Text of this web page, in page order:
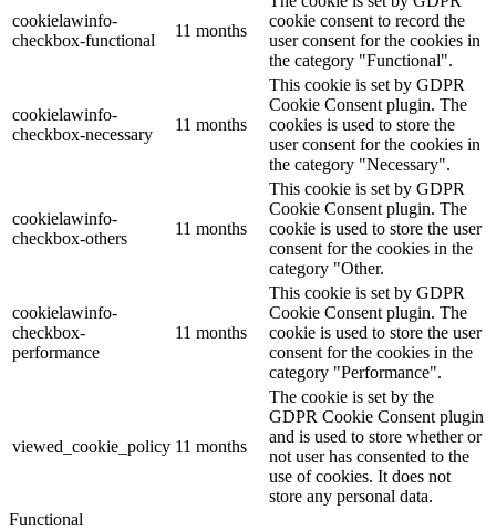
cookielawinfo-
checkbox-functional
11 months
cookie consent to record the
user consent for the cookies in
the category "Functional".
cookielawinfo-
checkbox-necessary
11 months
This cookie is set by GDPR
Cookie Consent plugin. The
cookies is used to store the
user consent for the cookies in
the category "Necessary".
cookielawinfo-
checkbox-others
11 months
This cookie is set by GDPR
Cookie Consent plugin. The
cookie is used to store the user
consent for the cookies in the
category "Other.
cookielawinfo-
checkbox-
performance
11 months
This cookie is set by GDPR
Cookie Consent plugin. The
cookie is used to store the user
consent for the cookies in the
category "Performance".
viewed_cookie_policy 11 months
The cookie is set by the
GDPR Cookie Consent plugin
and is used to store whether or
not user has consented to the
use of cookies. It does not
store any personal data.
Functional